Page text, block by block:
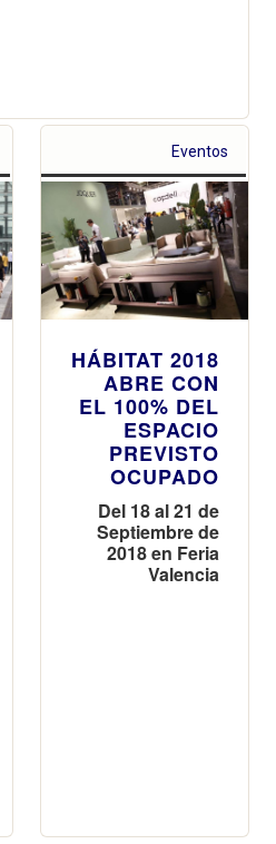
Eventos
HÁBITAT 2018
ABRE CON
EL 100% DEL
ESPACIO
PREVISTO
OCUPADO
Del 18 al 21 de
Septiembre de
2018 en Feria
Valencia